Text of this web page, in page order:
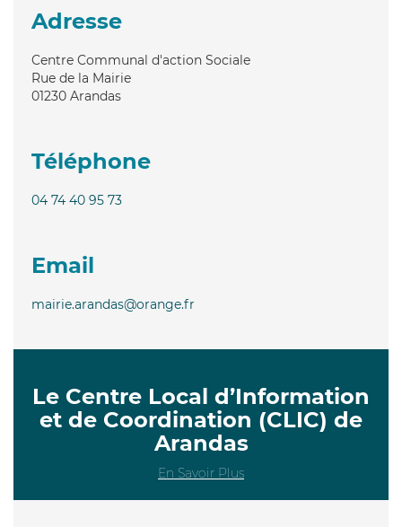
Adresse
Centre Communal d'action Sociale
Rue de la Mairie
01230 Arandas
Téléphone
04 74 40 95 73
Email
mairie.arandas@orange.fr
Le Centre Local d’Information
et de Coordination (CLIC) de
Arandas
En Savoir Plus